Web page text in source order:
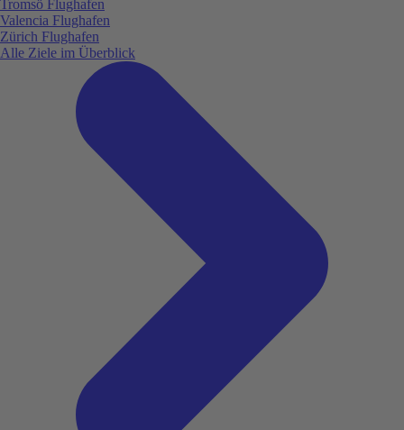
Tromsö Flughafen
Valencia Flughafen
Zürich Flughafen
Alle Ziele im Überblick